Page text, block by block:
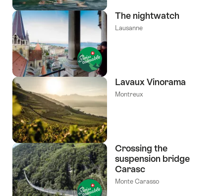
The nightwatch
Lausanne
Lavaux Vinorama
Montreux
Crossing the
suspension bridge
Carasc
Monte Carasso